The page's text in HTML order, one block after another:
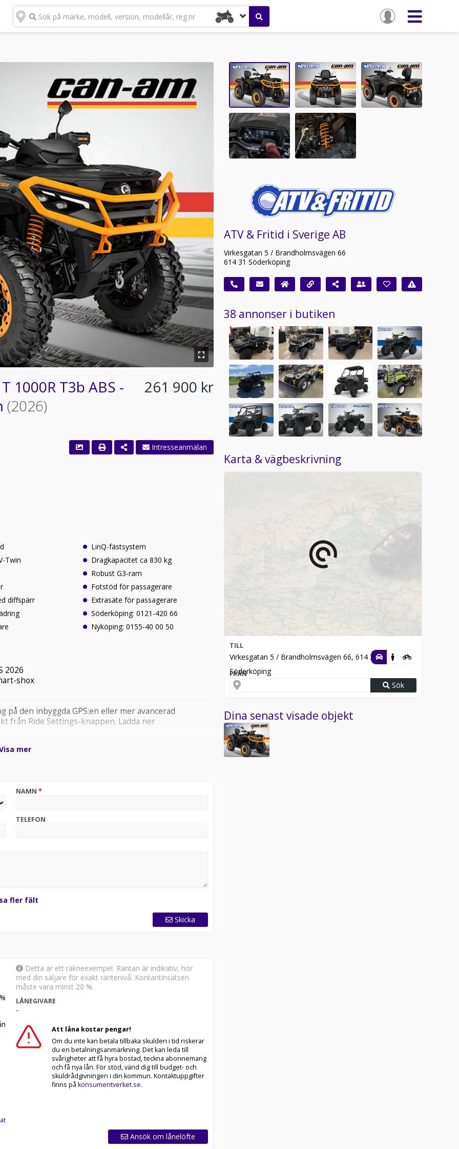
Sök på märke, modell, version, modellår, reg.nr
1000R T3b ABS -
(2026)
261 900 kr
Intresseanmälan
Twin
diffspärr
LinQ-fästsystem
Dragkapacitet ca 830 kg
Robust G3-ram
Fotstöd för passagerare
Extrasäte för passagerare
Söderköping: 0121-420 66
Nyköping: 0155-40 00 50
2026
shox
den inbyggda GPS:en eller mer avancerad
från Ride Settings-knappen. Ladda ner
leverera de mjukaste åkturerna någonsin.
alla leder och tuffa jobb.
respons, hållbarhet och vridmoment.
förbättrar hållbarheten och variatorremmens
ta sig över hinder och diken
som minskar ljud och underhåll och ökar
paket
vattentät
kompatibilitet med LinQ-tillbehör
mer
NAMN *
TELEFON
fler fält
Skicka
%
Detta är ett räkneexempel. Räntan är indikativ, hör
med din säljare för exakt räntenivå. Kontantinsatsen
måste vara minst 20 %.
LÅNEGIVARE
-
Att låna kostar pengar!
Om du inte kan betala tillbaka skulden i tid riskerar
du en betalningsanmärkning. Det kan leda till
svårigheter att få hyra bostad, teckna abonnemang
och få nya lån. För stöd, vänd dig till budget- och
skuldrådgivningen i din kommun. Kontaktuppgifter
finns på konsumentverket.se.
Ansök om lånelöfte
ATV & Fritid i Sverige AB
Virkesgatan 5 / Brandholmsvägen 66
614 31 Söderköping
38 annonser i butiken
Karta & vägbeskrivning
TILL
Virkesgatan 5 / Brandholmsvägen 66, 614 31,
Söderköping
FRÅN
Sök
Dina senast visade objekt